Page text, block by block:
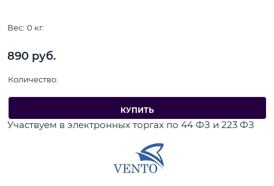
Вес: 0 кг.
890 руб.
Количество:
КУПИТЬ
Участвуем в электронных торгах по 44 ФЗ и 223 ФЗ